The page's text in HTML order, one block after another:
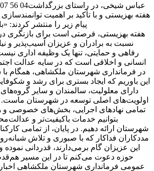
عباس شیخی، در راستای بزرگداشت
هفته بهزیستی و با تأکید بر اهمیت
پیام زیر را منتشر کردند:
هفته بهزیستی، فرصتی است برای بازنگری
نسبت به برادران و عزیزان آسیب‌پذیر و
رفاهی و حمایتی، تنها یک وظیفه اداری
انسانی و اخلاقی است که در سایه عدالت
در فرمانداری شهرستان ملکشاهی، همگام با
این باوریم که ایجاد بستری برای رشد و
دارای معلولیت، سالمندان و سایر
اولویت‌های اصلی توسعه در شهرستان ماست.
تمامی نهادهای اجرایی، بخش‌های خصوصی و
بتوانیم خدمات باکیفیت‌تر و
شهرستان ارائه دهیم. در پایان، از تمامی
مددکاران فداکار که با صبوری و تلاش
این عزیزان گام برمی‌دارند، قدردانی نموده
حوزه دعوت می‌کنم تا در این مسیر هم‌قدم
عمومی فرمانداری شهرستان ملکشاهی